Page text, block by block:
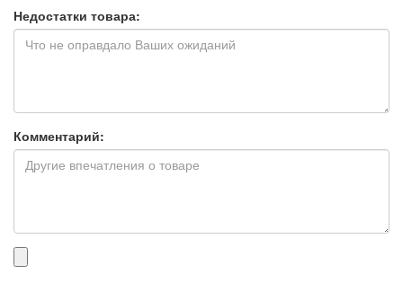
Недостатки товара:
Комментарий:
Прикрепленные
файлы